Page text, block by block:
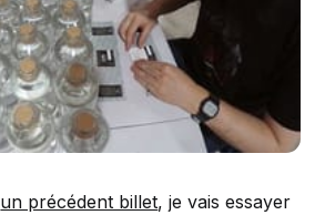
un précédent billet, je vais essayer